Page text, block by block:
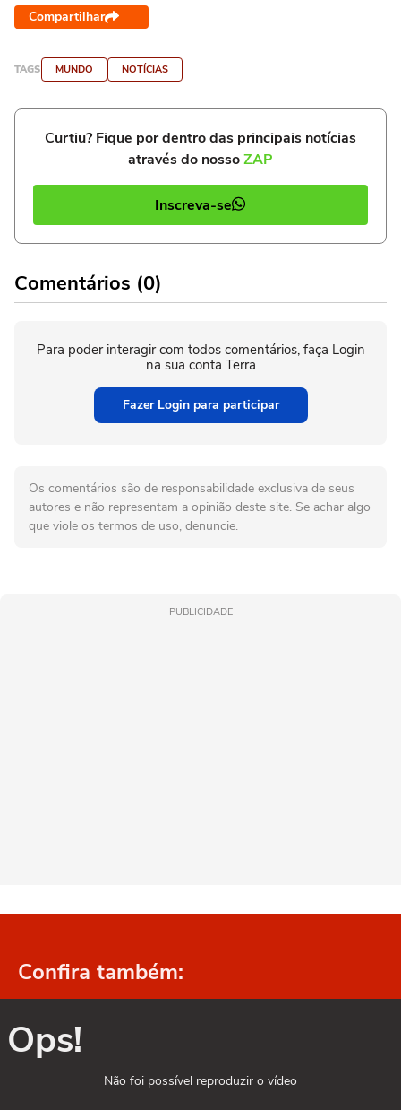
Compartilhar
TAGS MUNDO NOTÍCIAS
Curtiu? Fique por dentro das principais notícias
através do nossoZAP
Inscreva-se
Comentários (0)
Para poder interagir com todos comentários, faça Login
na sua conta Terra
Fazer Login para participar
Os comentários são de responsabilidade exclusiva de seus
autores e não representam a opinião deste site. Se achar algo
que viole os termos de uso, denuncie.
PUBLICIDADE
Confira também:
Ops!
Não foi possível reproduzir o vídeo